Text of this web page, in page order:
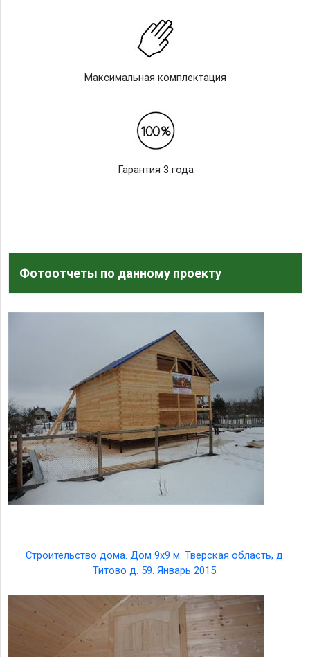
Максимальная комплектация
Гарантия 3 года
Фотоотчеты по данному проекту
Строительство дома. Дом 9х9 м. Тверская область, д.
Титово д. 59. Январь 2015.